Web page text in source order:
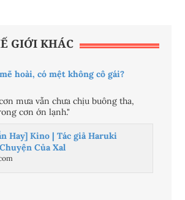
GIỚI KHÁC
hoài, có mệt không cô gái?
mưa vẫn chưa chịu buông tha,
cơn ớn lạnh."
Hay] Kino | Tác giả Haruki
Của Xal